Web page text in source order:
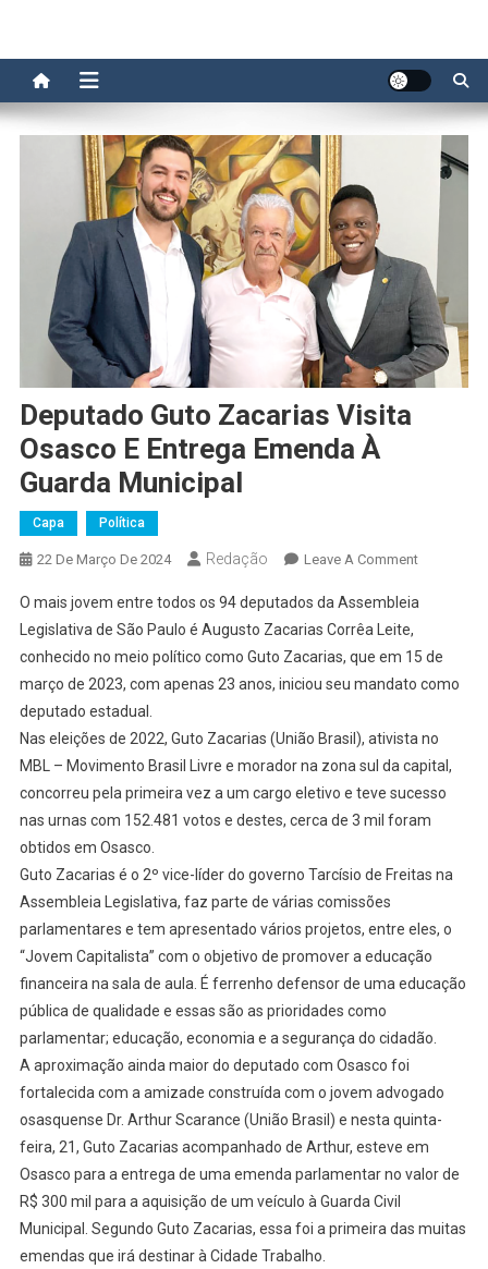
Deputado Guto Zacarias Visita
Osasco E Entrega Emenda À
Guarda Municipal
Capa Política
22 De Março De 2024 Redação Leave A CommentOn
Guto
Visita
Osasco
Entrega
Emenda
O mais jovem entre todos os 94 deputados da Assembleia
Legislativa de São Paulo é Augusto Zacarias Corrêa Leite,
conhecido no meio político como Guto Zacarias, que em 15 de
março de 2023, com apenas 23 anos, iniciou seu mandato como
deputado estadual.
Nas eleições de 2022, Guto Zacarias (União Brasil), ativista no
MBL – Movimento Brasil Livre e morador na zona sul da capital,
concorreu pela primeira vez a um cargo eletivo e teve sucesso
nas urnas com 152.481 votos e destes, cerca de 3 mil foram
obtidos em Osasco.
Guto Zacarias é o 2º vice-líder do governo Tarcísio de Freitas na
Assembleia Legislativa, faz parte de várias comissões
parlamentares e tem apresentado vários projetos, entre eles, o
“Jovem Capitalista” com o objetivo de promover a educação
financeira na sala de aula. É ferrenho defensor de uma educação
pública de qualidade e essas são as prioridades como
parlamentar; educação, economia e a segurança do cidadão.
A aproximação ainda maior do deputado com Osasco foi
fortalecida com a amizade construída com o jovem advogado
osasquense Dr. Arthur Scarance (União Brasil) e nesta quinta-
feira, 21, Guto Zacarias acompanhado de Arthur, esteve em
Osasco para a entrega de uma emenda parlamentar no valor de
R$ 300 mil para a aquisição de um veículo à Guarda Civil
Municipal. Segundo Guto Zacarias, essa foi a primeira das muitas
emendas que irá destinar à Cidade Trabalho.